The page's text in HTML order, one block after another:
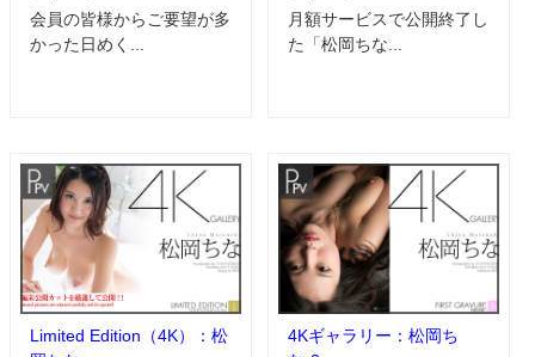
会員の皆様からご要望が多
かった日めく...
月額サービスで公開終了し
た「松岡ちな...
Limited Edition（4K）：松
4Kギャラリー：松岡ち